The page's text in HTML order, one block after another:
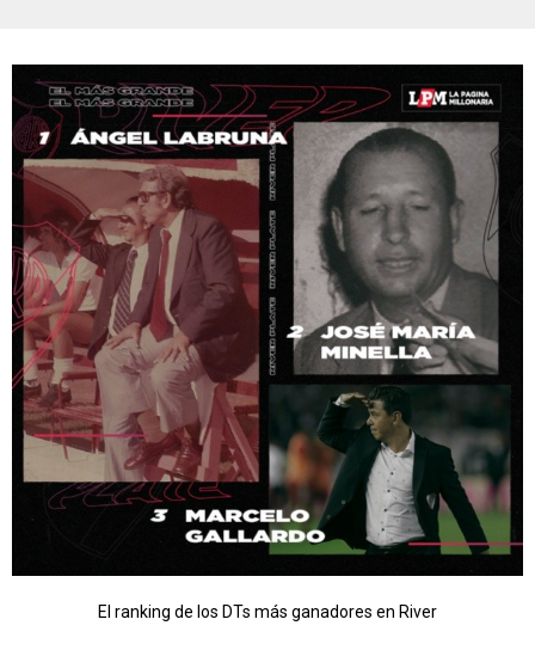
El ranking de los DTs más ganadores en River